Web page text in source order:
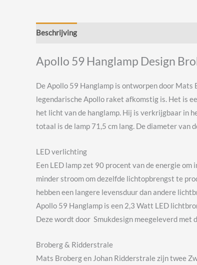
Beschrijving
Apollo 59 Hanglamp Design
De Apollo 59 Hanglamp is ontworpen door Mats
legendarische Apollo raket afkomstig is. Het is
het licht van de hanglamp. Hij is verkrijgbaar in
totaal is de lamp 71,5 cm lang. De diameter van
LED verlichting
Een LED lamp zet 90 procent van de energie
minder stroom om dezelfde lichtopbrengst te
hebben een langere levensduur dan andere
Apollo 59 Hanglamp is een 2,3 Watt LED
Deze wordt door Smukdesign meegeleverd met
Broberg & Ridderstrale
Mats Broberg en Johan Ridderstrale zijn twee